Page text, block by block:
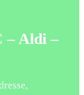
– Aldi –